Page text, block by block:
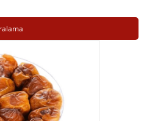
ve lezzetini koruması önemlidir.
kaliteli kargo hizmeti olan firmaları
bir meyve olup genellikle sıcak
olgunlaşması beklenir ve bu da
Taze hurma lezzetli ve sağlıklı bir
bilimsel araştırmalar yapılan özel bir